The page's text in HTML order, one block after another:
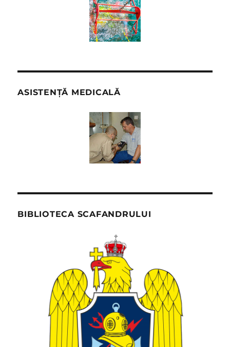
ASISTENȚĂ MEDICALĂ
BIBLIOTECA SCAFANDRULUI